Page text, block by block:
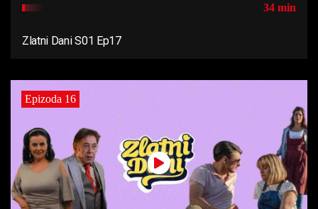
34 min
Zlatni Dani S01 Ep17
Epizoda 16